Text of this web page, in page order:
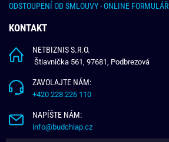
ODSTOUPENÍ OD SMLOUVY - ONLINE FORMULÁŘ
KONTAKT
NETBIZNIS S.R.O.
Štiavnička 561, 97681, Podbrezová
ZAVOLAJTE NÁM:
+420 228 226 110
NAPÍŠTE NÁM:
info@budchlap.cz